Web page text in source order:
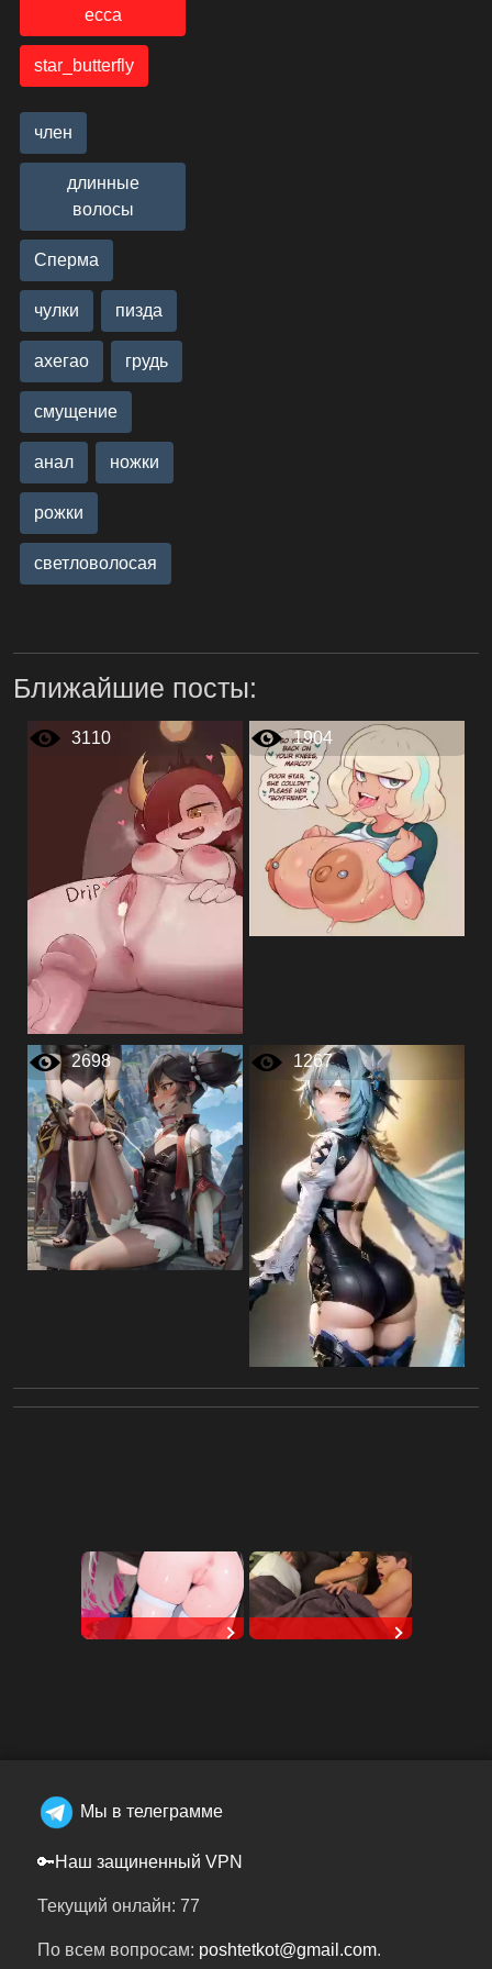
есса
star_butterfly
член
длинные
волосы
Сперма
чулки пизда
ахегао грудь
смущение
анал ножки
рожки
светловолосая
Ближайшие посты:
3110 1904
2698 1267
Мы в телеграмме
🔑Наш защиненный VPN
Текущий онлайн: 77
По всем вопросам: poshtetkot@gmail.com.